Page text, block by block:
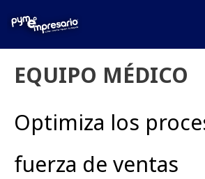
EQUIPO MÉDICO
Optimiza los
fuerza de ventas